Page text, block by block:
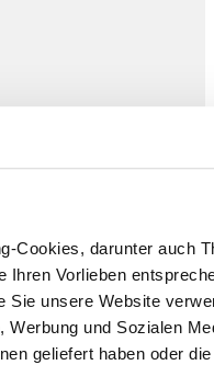
Cookies, darunter auch
Ihren Vorlieben
Sie unsere Website
Werbung und Sozialen
geliefert haben oder